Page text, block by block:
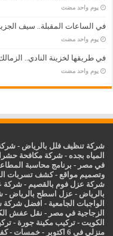
‏يوم واحد مضت
في الساعات المقبلة.. سيف
‏يوم واحد مضت
في طريقها لخزينة النادي..
‏يوم واحد مضت
شركة تنظيف فلل بالرياض -
المياه بجده -شركة مكافحة
في مصر - برنامج محاسبة
وتصميم مواقع -كشف تسربات
شركة عزل فوم بالقصيم -شركة
بالرياض - عزل اسطح بالرياض -
الواجبات الجامعية - افضل شركة
الزجاجية في مصر - نقل عفش
الكويت -تركيب مكينة جورة -
منزلي فى 6 اكتوبر
-خمسات -